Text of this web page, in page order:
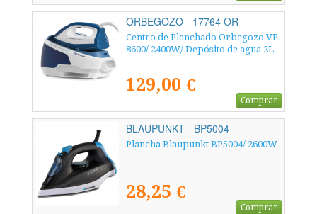
ORBEGOZO - 17764 OR
Centro de Planchado Orbegozo VP
8600/ 2400W/ Depósito de agua 2L
129,00 €
Comprar
BLAUPUNKT - BP5004
Plancha Blaupunkt BP5004/ 2600W
28,25 €
Comprar